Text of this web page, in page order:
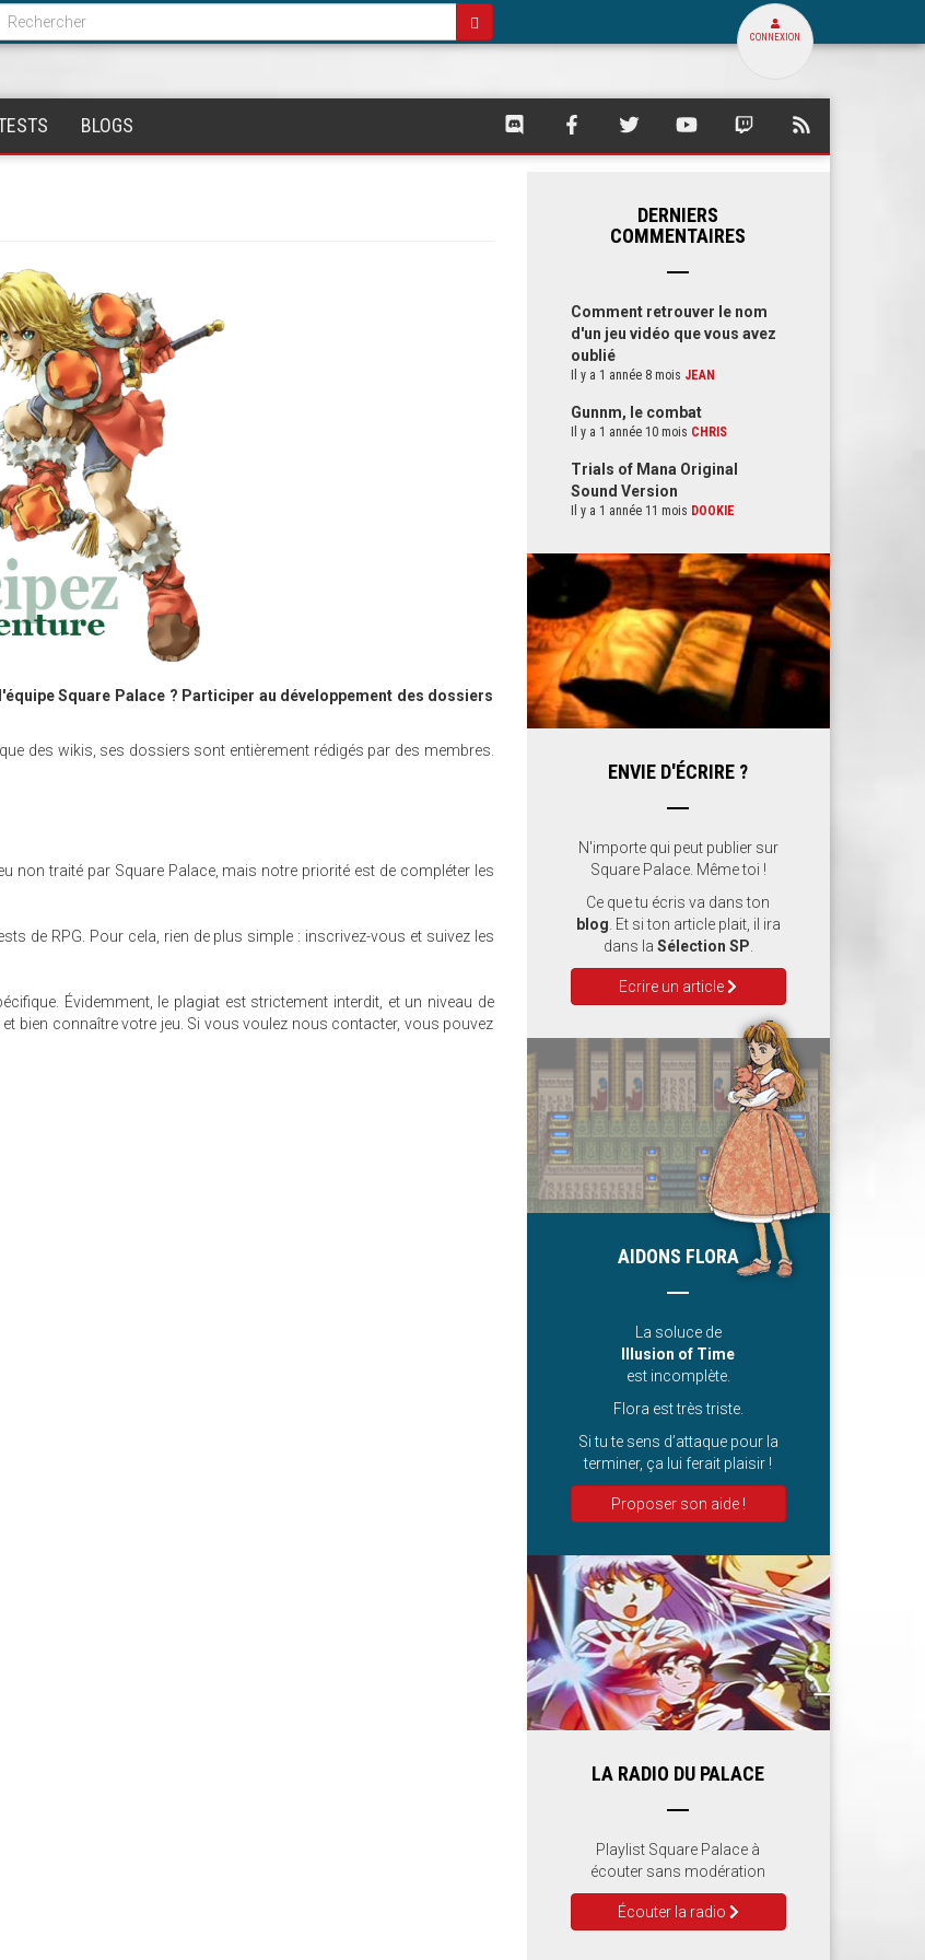
Formulaire
CONNEXION
BLOGS
SQUARE
SQUARE SQUARE SQUARE SQUARE
Square Palace ? Participer au développement des dossiers
des wikis, ses dossiers sont entièrement rédigés par des membres.
non traité par Square Palace, mais notre priorité est de compléter les
de RPG. Pour cela, rien de plus simple : inscrivez-vous et suivez les
Évidemment, le plagiat est strictement interdit, et un niveau de
bien connaître votre jeu. Si vous voulez nous contacter, vous pouvez
DERNIERS
COMMENTAIRES
Comment retrouver le nom
d'un jeu vidéo que vous avez
oublié
Il y a 1 année 8 mois JEAN
Gunnm, le combat
Il y a 1 année 10 mois CHRIS
Trials of Mana Original
Sound Version
Il y a 1 année 11 mois DOOKIE
ENVIE D'ÉCRIRE ?
N'importe qui peut publier sur
Square Palace. Même toi !
Ce que tu écris va dans ton
blog . Et si ton article plait, il ira
dans la Sélection SP
Ecrire un article
AIDONS FLORA
La soluce de
Illusion of Time
est incomplète.
Flora est très triste.
Si tu te sens d’attaque pour la
terminer, ça lui ferait plaisir !
Proposer son aide !
LA RADIO DU PALACE
Playlist Square Palace à
écouter sans modération
Écouter la radio